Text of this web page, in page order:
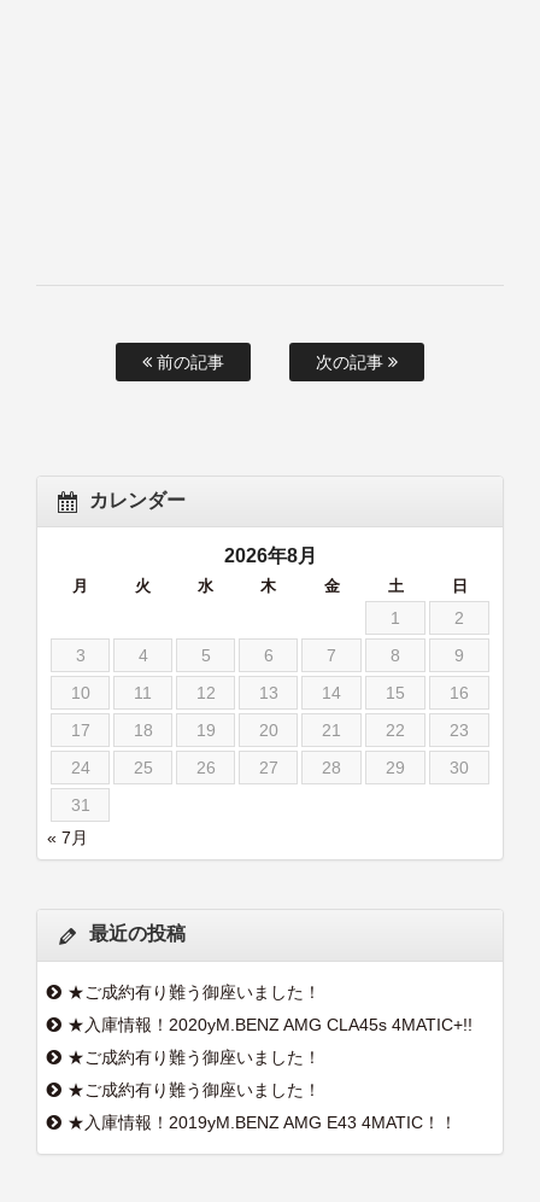
前の記事 次の記事
カレンダー
2026年8月
月 火 水 木 金 土 日
1
2
3
4 5 6 7 8
9
10
11 12 13 14 15
16
17
18 19 20 21 22
23
24
25 26 27 28 29
30
31
« 7月
最近の投稿
★ご成約有り難う御座いました！
★入庫情報！2020yM.BENZ AMG CLA45s 4MATIC+!!
★ご成約有り難う御座いました！
★ご成約有り難う御座いました！
★入庫情報！2019yM.BENZ AMG E43 4MATIC！！